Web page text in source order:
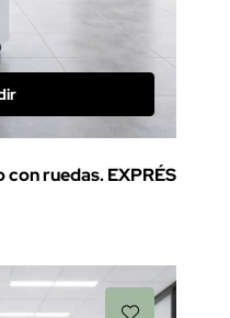
con ruedas. EXPRÉS